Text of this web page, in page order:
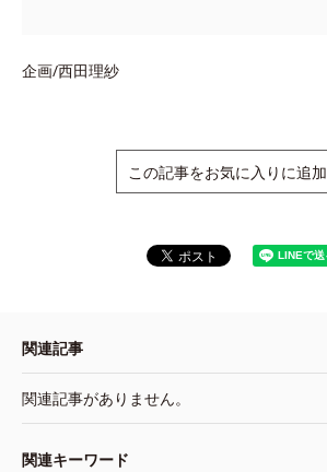
企画/西田理紗
この記事をお気に入りに追加
関連記事
関連記事がありません。
関連キーワード